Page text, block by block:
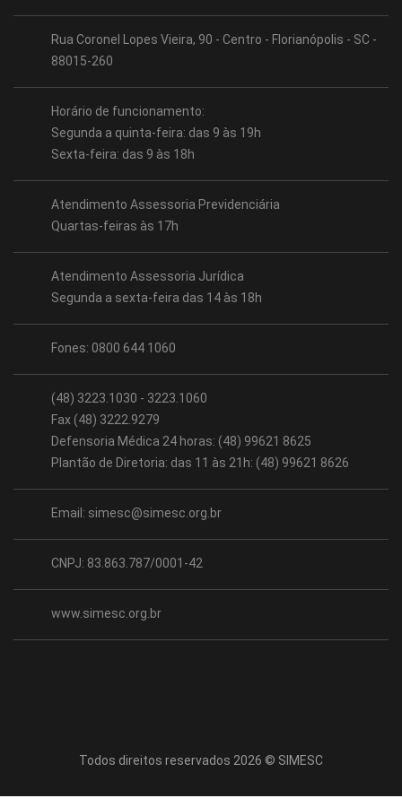
Rua Coronel Lopes Vieira, 90 - Centro - Florianópolis - SC -
88015-260
Horário de funcionamento:
Segunda a quinta-feira: das 9 às 19h
Sexta-feira: das 9 às 18h
Atendimento Assessoria Previdenciária
Quartas-feiras às 17h
Atendimento Assessoria Jurídica
Segunda a sexta-feira das 14 às 18h
Fones: 0800 644 1060
(48) 3223.1030 - 3223.1060
Fax (48) 3222.9279
Defensoria Médica 24 horas: (48) 99621 8625
Plantão de Diretoria: das 11 às 21h: (48) 99621 8626
Email: simesc@simesc.org.br
CNPJ: 83.863.787/0001-42
www.simesc.org.br
Todos direitos reservados 2026 © SIMESC